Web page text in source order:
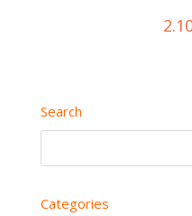
Search
Categories